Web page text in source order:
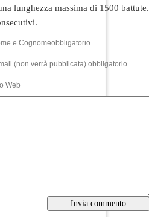
lunghezza massima di 1500 battute.
e Cognomeobbligatorio
(non verrà pubblicata) obbligatorio
Web